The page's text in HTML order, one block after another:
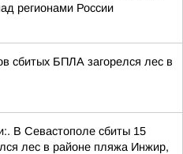
регионами России
сбитых БПЛА загорелся лес в
В Севастополе сбиты 15
лес в районе пляжа Инжир,